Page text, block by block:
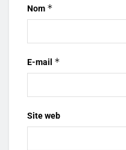
Nom *
E-mail *
Site web